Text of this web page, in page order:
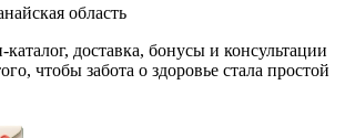
область
доставка, бонусы и консультации
чтобы забота о здоровье стала простой